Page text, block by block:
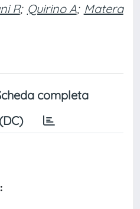
R; Quirino A; Matera
completa